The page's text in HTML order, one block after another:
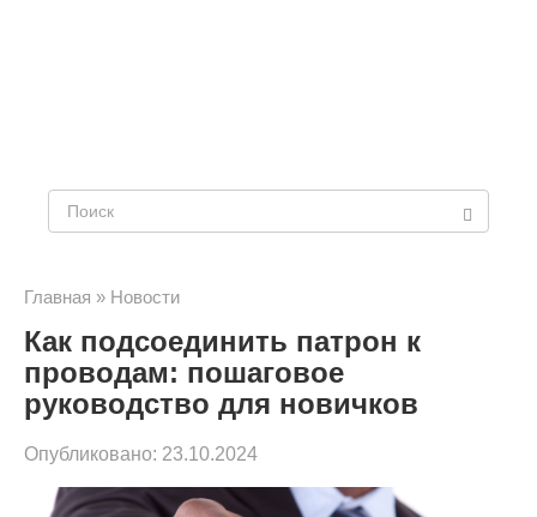
Главная » Новости
Как подсоединить патрон к
проводам: пошаговое
руководство для новичков
Опубликовано: 23.10.2024